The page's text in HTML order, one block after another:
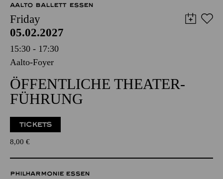
AALTO BALLETT ESSEN
Friday
05.02.2027
15:30 - 17:30
Aalto-Foyer
ÖFFENTLICHE THEATER­
FÜHRUNG
TICKETS
8,00 €
PHILHARMONIE ESSEN